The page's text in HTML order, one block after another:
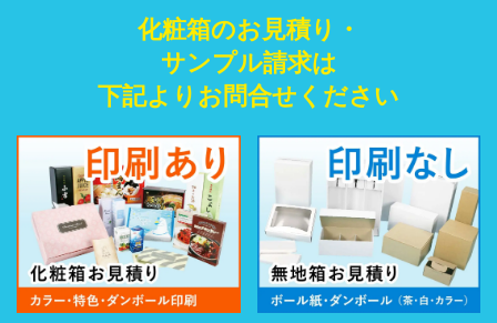
化粧箱のお見積り・
サンプル請求は
下記よりお問合せください